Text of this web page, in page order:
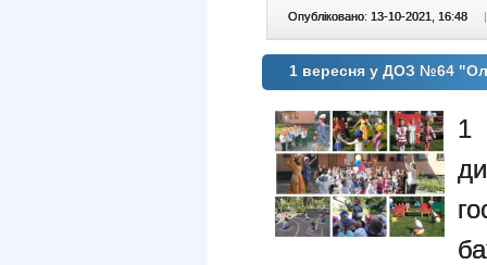
Опубліковано: 13-10-2021, 16:48 |
1 вересня у ДОЗ №64
1